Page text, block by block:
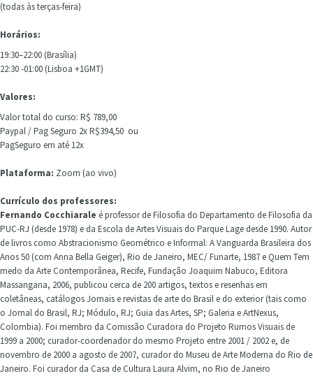
(todas às terças-feira)
Horários:
19:30–22:00 (Brasília)
22:30 -01:00 (Lisboa +1GMT)
Valores:
Valor total do curso: R$ 789,00
Paypal / Pag Seguro 2x R$394,50 ou
PagSeguro em até 12x
Plataforma: Zoom (ao vivo)
Currículo dos professores:
Fernando Cocchiarale é professor de Filosofia do Departamento de Filosofia da
PUC-RJ (desde 1978) e da Escola de Artes Visuais do Parque Lage desde 1990. Autor
de livros como Abstracionismo Geométrico e Informal: A Vanguarda Brasileira dos
Anos 50 (com Anna Bella Geiger), Rio de Janeiro, MEC/ Funarte, 1987 e Quem Tem
medo da Arte Contemporânea, Recife, Fundação Joaquim Nabuco, Editora
Massangana, 2006, publicou cerca de 200 artigos, textos e resenhas em
coletâneas, catálogos Jornais e revistas de arte do Brasil e do exterior (tais como
o Jornal do Brasil, RJ; Módulo, RJ; Guia das Artes, SP; Galeria e ArtNexus,
Colombia). Foi membro da Comissão Curadora do Projeto Rumos Visuais de
1999 a 2000; curador-coordenador do mesmo Projeto entre 2001 / 2002 e, de
novembro de 2000 a agosto de 2007, curador do Museu de Arte Moderna do Rio de
Janeiro. Foi curador da Casa de Cultura Laura Alvim, no Rio de Janeiro